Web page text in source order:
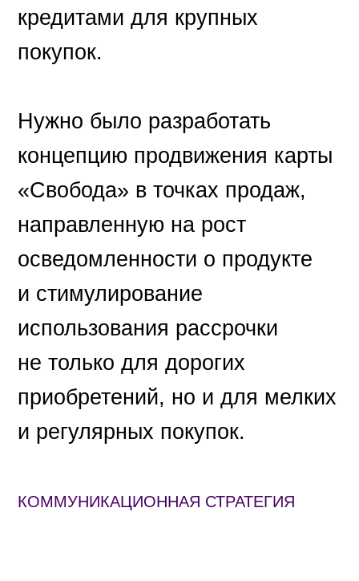
кредитами для крупных
покупок.
Нужно было разработать
концепцию продвижения карты
«Свобода» в точках продаж,
направленную на рост
осведомленности о продукте
и стимулирование
использования рассрочки
не только для дорогих
приобретений, но и для мелких
и регулярных покупок.
КОММУНИКАЦИОННАЯ СТРАТЕГИЯ